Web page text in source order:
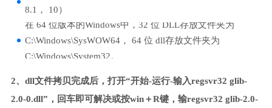
8.1， 10）
在 64 位版本的Windows中，32 位 DLL存放文件夹为
C:\Windows\SysWOW64， 64 位 dll存放文件夹为
C:\Windows\System32。
2、dll文件拷贝完成后，打开“开始-运行-输入regsvr32 glib-
2.0-0.dll”，回车即可解决或按win＋R键，输regsvr32 glib-2.0-